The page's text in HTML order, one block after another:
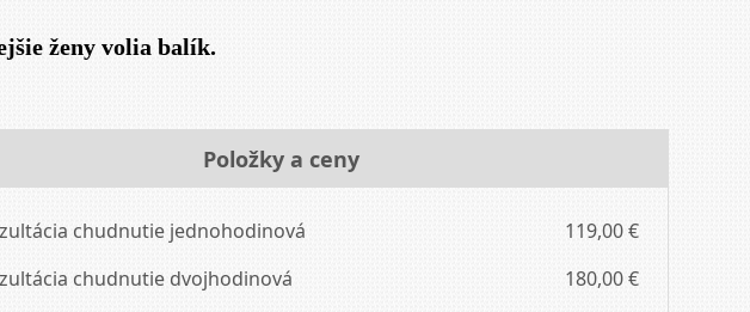
ženy volia balík.
Položky a ceny
chudnutie jednohodinová
119,00 €
chudnutie dvojhodinová
180,00 €